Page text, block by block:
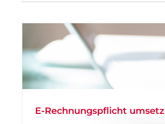
E-Rechnungspflicht